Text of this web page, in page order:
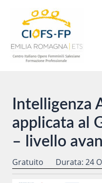
contenuto
Intelligenza
applicata al
– livello
Gratuito Durata: 24